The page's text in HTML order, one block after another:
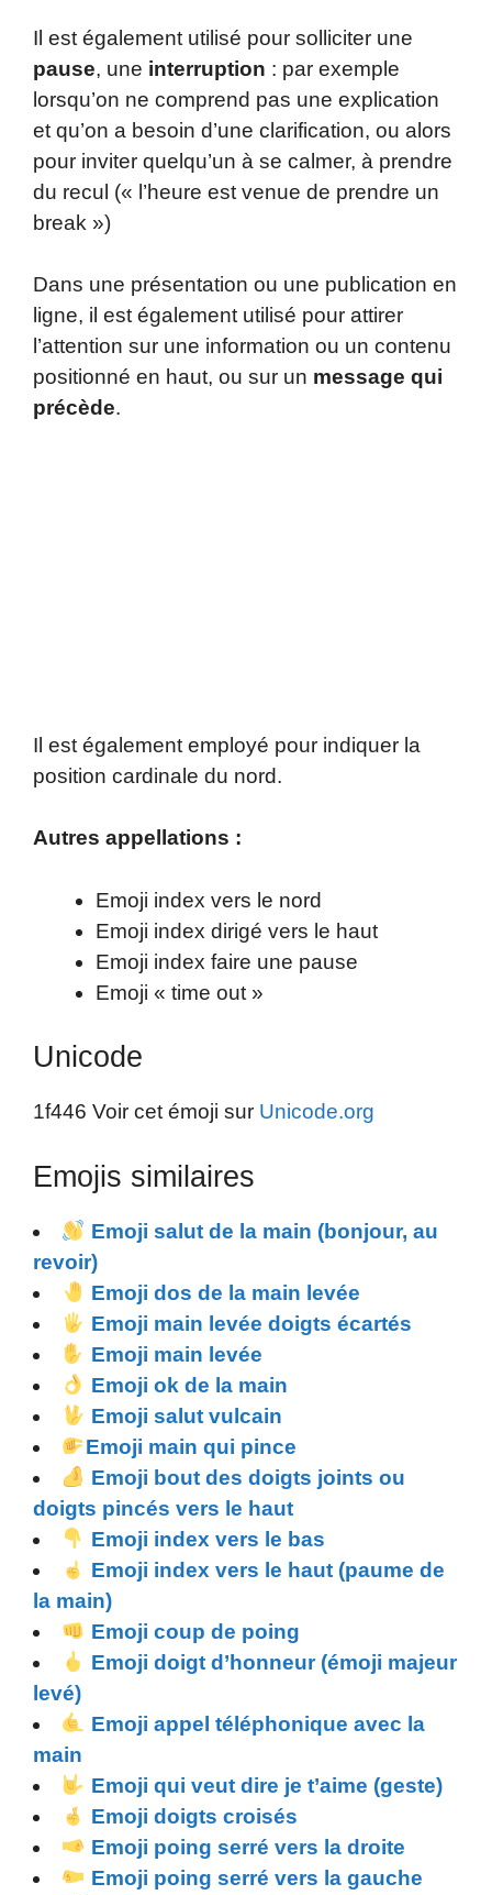
Il est également utilisé pour solliciter une
pause, une interruption : par exemple
lorsqu’on ne comprend pas une explication
et qu’on a besoin d’une clarification, ou alors
pour inviter quelqu’un à se calmer, à prendre
du recul (« l’heure est venue de prendre un
break »)
Dans une présentation ou une publication en
ligne, il est également utilisé pour attirer
l’attention sur une information ou un contenu
positionné en haut, ou sur un message qui
précède.
Il est également employé pour indiquer la
position cardinale du nord.
Autres appellations :
Emoji index vers le nord
Emoji index dirigé vers le haut
Emoji index faire une pause
Emoji « time out »
Unicode
1f446 Voir cet émoji sur Unicode.org
Emojis similaires
Emoji salut de la main (bonjour, au
revoir)
Emoji dos de la main levée
Emoji main levée doigts écartés
Emoji main levée
Emoji ok de la main
Emoji salut vulcain
Emoji main qui pince
Emoji bout des doigts joints ou
doigts pincés vers le haut
Emoji index vers le bas
Emoji index vers le haut (paume de
la main)
Emoji coup de poing
Emoji doigt d’honneur (émoji majeur
levé)
Emoji appel téléphonique avec la
main
Emoji qui veut dire je t’aime (geste)
Emoji doigts croisés
Emoji poing serré vers la droite
Emoji poing serré vers la gauche